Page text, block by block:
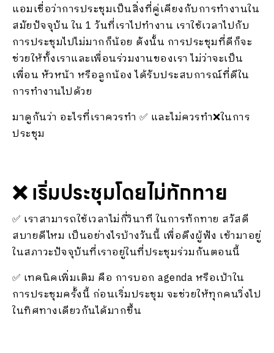
แอมเชื่อว่าการประชุมเป็นสิ่งที่คู่เคียงกับการทำงานใน
สมัยปัจจุบัน ใน 1 วันที่เราไปทำงาน เราใช้เวลาไปกับ
การประชุมไปไม่มากก็น้อย ดังนั้น การประชุมที่ดีก็จะ
ช่วยให้ทั้งเราและเพื่อนร่วมงานของเรา ไม่ว่าจะเป็น
เพื่อน หัวหน้า หรือลูกน้อง ได้รับประสบการณ์ที่ดีใน
การทำงานไปด้วย
มาดูกันว่า อะไรที่เราควรทำ ✅ และไม่ควรทำ❌ในการ
ประชุม
❌ เริ่มประชุมโดยไม่ทักทาย
✅ เราสามารถใช้เวลาไม่กี่วินาที ในการทักทาย สวัสดี
สบายดีไหม เป็นอย่างไรบ้างวันนี้ เพื่อดึงผู้ฟัง เข้ามาอยู่
ในสภาวะปัจจุบันที่เราอยู่ในที่ประชุมร่วมกันตอนนี้
✅ เทคนิคเพิ่มเติม คือ การบอก agenda หรือเป้าใน
การประชุมครั้งนี้ ก่อนเริ่มประชุม จะช่วยให้ทุกคนวิ่งไป
ในทิศทางเดียวกันได้มากขึ้น